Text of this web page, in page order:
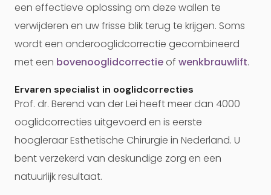
een effectieve oplossing om deze wallen te
verwijderen en uw frisse blik terug te krijgen. Soms
wordt een onderooglidcorrectie gecombineerd
met een bovenooglidcorrectieof wenkbrauwlift.
Ervaren specialist in ooglidcorrecties
Prof. dr. Berend van der Lei heeft meer dan 4000
ooglidcorrecties uitgevoerd en is eerste
hoogleraar Esthetische Chirurgie in Nederland. U
bent verzekerd van deskundige zorg en een
natuurlijk resultaat.